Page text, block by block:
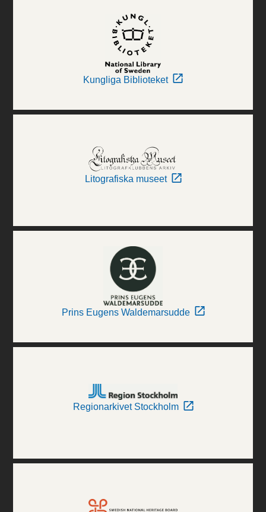
Kungliga Biblioteket
Litografiska museet
Prins Eugens Waldemarsudde
Regionarkivet Stockholm